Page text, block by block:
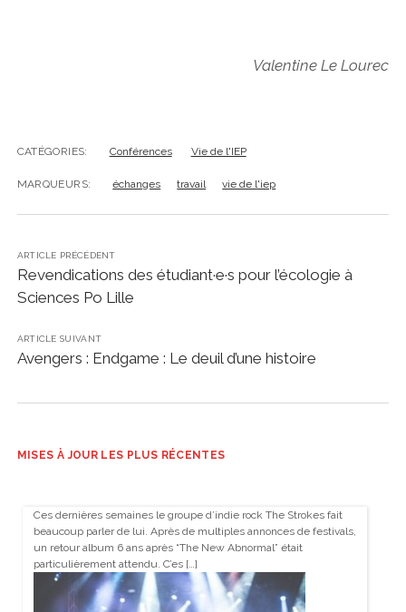
Valentine Le Lourec
CATÉGORIES: Conférences Vie de l'IEP
MARQUEURS: échanges travail vie de l'iep
ARTICLE PRÉCÉDENT
Revendications des étudiant·e·s pour l’écologie à
Sciences Po Lille
ARTICLE SUIVANT
Avengers : Endgame : Le deuil d’une histoire
MISES À JOUR LES PLUS RÉCENTES
Ces dernières semaines le groupe d’indie rock The Strokes fait
beaucoup parler de lui. Après de multiples annonces de festivals,
un retour album 6 ans après “The New Abnormal” était
particulièrement attendu. C’es […]